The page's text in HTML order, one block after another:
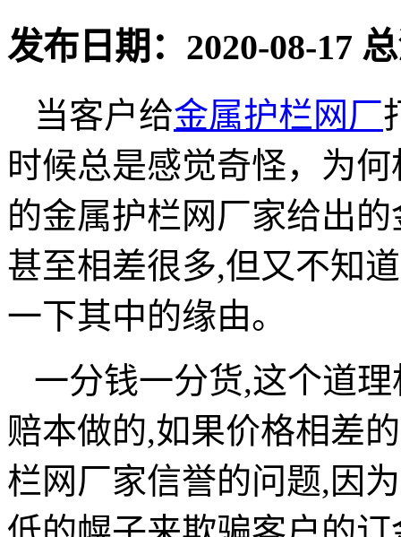
发布日期：2020-08-17
当客户给金属护栏网厂
时候总是感觉奇怪，为
的金属护栏网厂家给出
甚至相差很多,但又不知
一下其中的缘由。
一分钱一分货,这个道
赔本做的,如果价格相差
栏网厂家信誉的问题,因